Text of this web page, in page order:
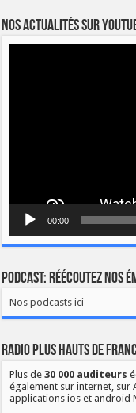
Nos actualités sur
00:00
Podcast: Réécoutez nos
Nos podcasts ici
Radio Plus Hauts de
Plus de30 000 auditeurs
également sur internet, sur
applications ios et android